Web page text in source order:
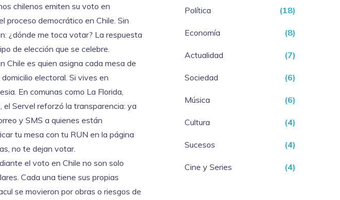
chilenos emiten su voto en
proceso democrático en Chile. Sin
¿dónde me toca votar? La respuesta
de elección que se celebre.
Chile es quien asigna cada mesa de
electoral. Si vives en
En comunas como La Florida,
el Servel reforzó la transparencia: ya
y SMS a quienes están
tu mesa con tu RUN en la página
no te dejan votar.
el voto en Chile no son solo
Cada una tiene sus propias
se movieron por obras o riesgos de
Política (18)
Economía (8)
Actualidad (7)
Sociedad (6)
Música (6)
Cultura (4)
Sucesos (4)
Cine y Series (4)